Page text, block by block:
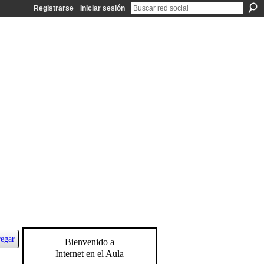
Registrarse Iniciar sesión
Bienvenido a
Internet en el Aula